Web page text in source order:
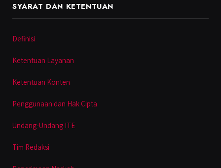
SYARAT DAN KETENTUAN
Definisi
Ketentuan Layanan
Ketentuan Konten
Penggunaan dan Hak Cipta
Undang-Undang ITE
Tim Redaksi